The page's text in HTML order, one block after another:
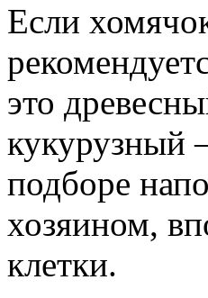
Если
это
кукурузный
подборе
хозяином,
клетки.